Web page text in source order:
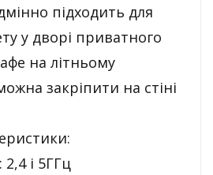
підходить для
у дворі приватного
на літньому
закріпити на стіні
і 5ГГц